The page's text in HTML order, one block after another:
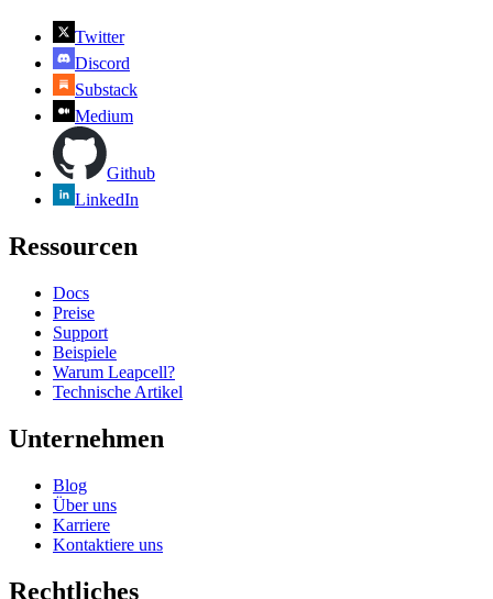
Twitter
Discord
Substack
Medium
Github
LinkedIn
Ressourcen
Docs
Preise
Support
Beispiele
Warum Leapcell?
Technische Artikel
Unternehmen
Blog
Über uns
Karriere
Kontaktiere uns
Rechtliches